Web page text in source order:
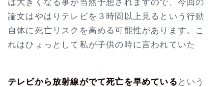
論文はやはりテレビを３時間以上見るという行動
自体に死亡リスクを高める可能性があります。こ
れはひょっとして私が子供の時に言われていた
テレビから放射線がでて死亡を早めている という